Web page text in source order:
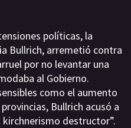
políticas, la
Bullrich, arremetió contra
por no levantar una
al Gobierno.
como el aumento
Bullrich acusó a
kirchnerismo destructor”.